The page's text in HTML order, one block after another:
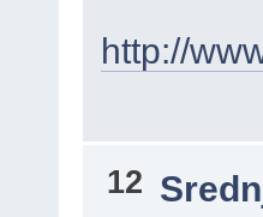
http://
12